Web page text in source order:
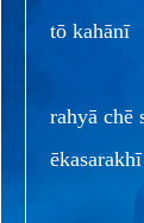
tō kahānī
rahyā chē